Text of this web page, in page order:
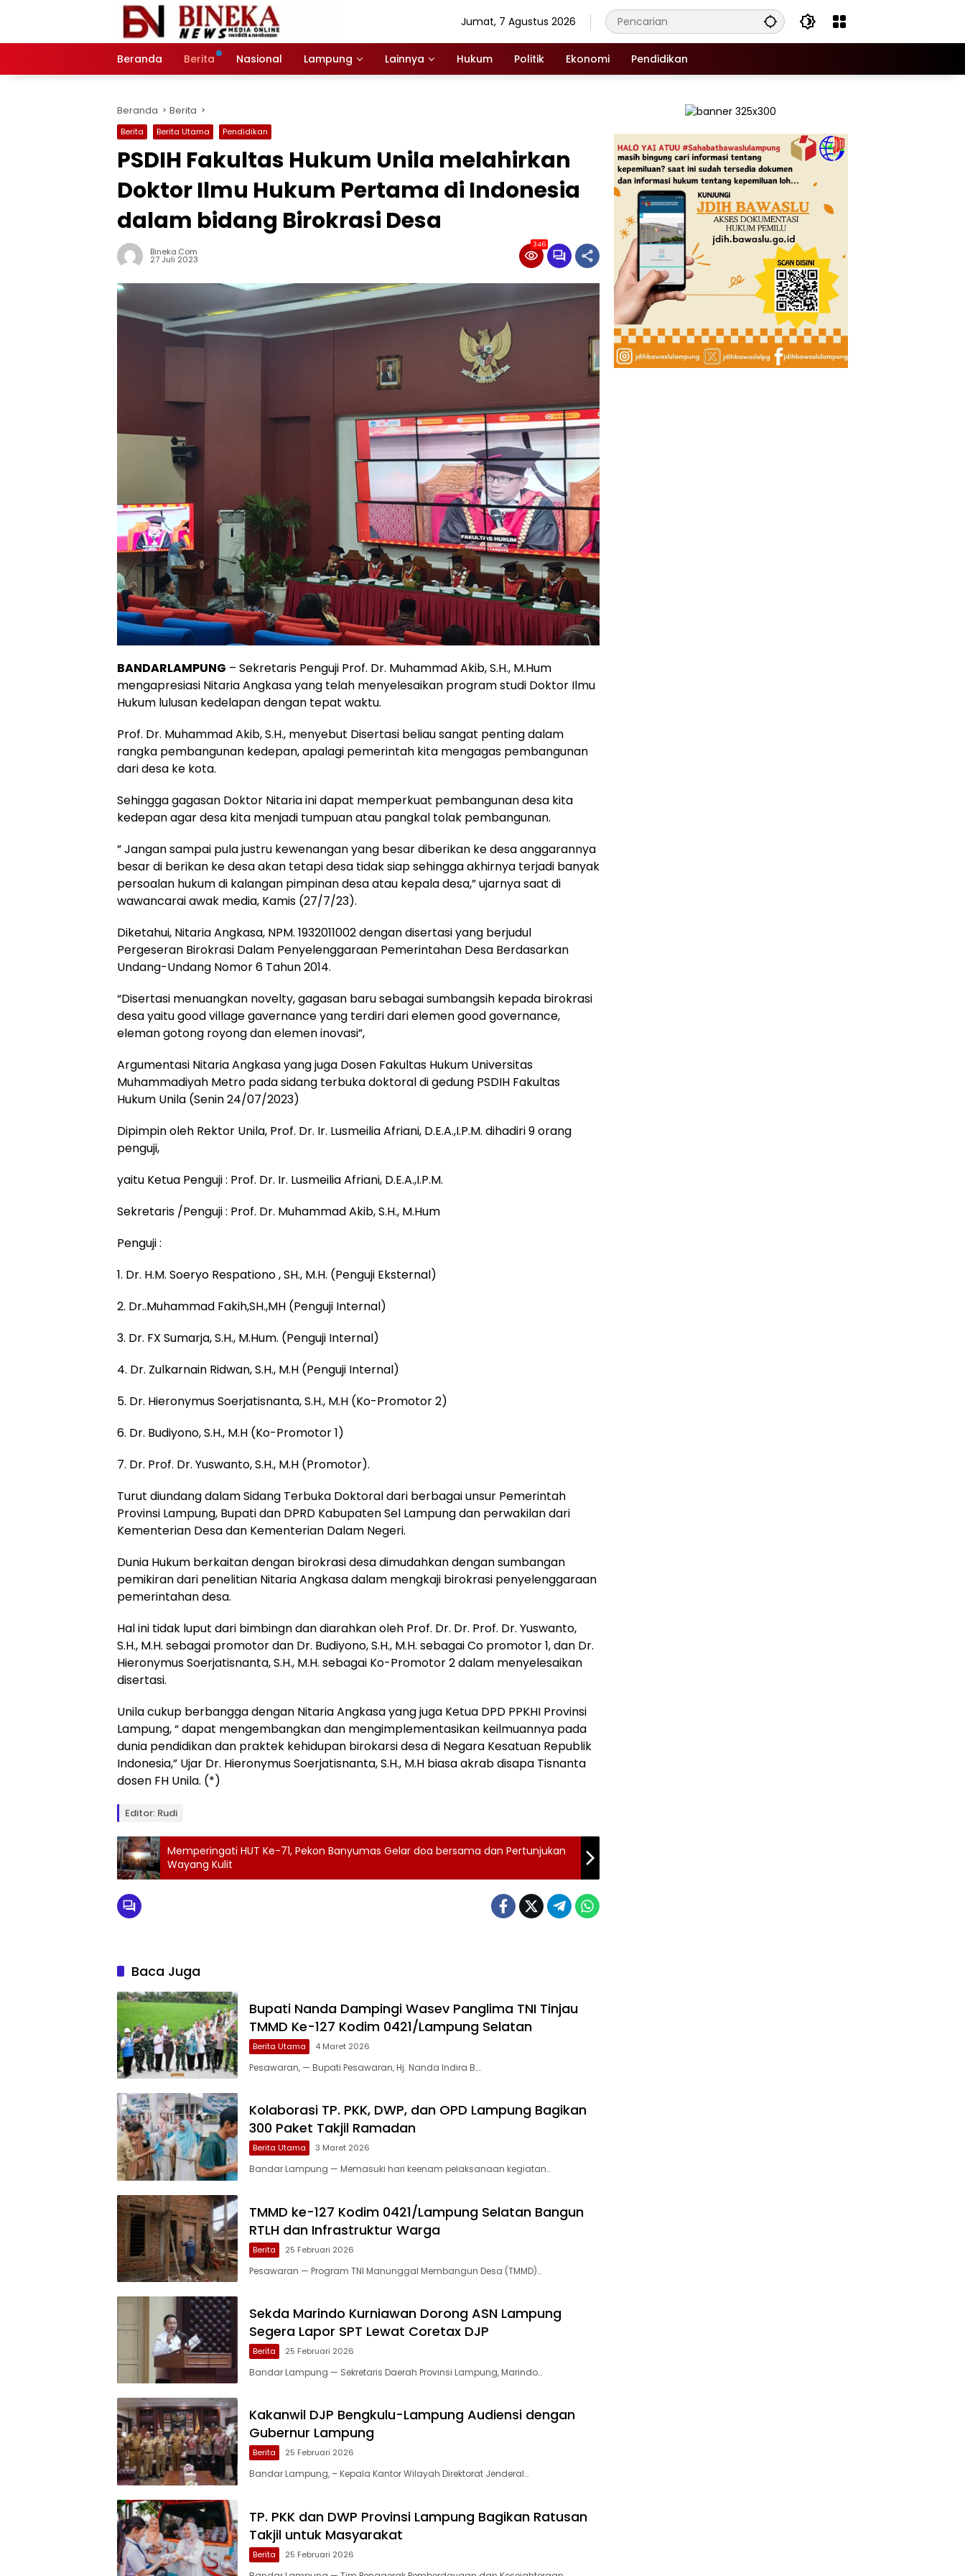
Jumat, 7 Agustus 2026
Beranda Berita Nasional Lampung Lainnya Hukum Politik Ekonomi Pendidikan
Beranda Berita
Berita Berita Utama Pendidikan
PSDIH Fakultas Hukum Unila melahirkan
Doktor Ilmu Hukum Pertama di Indonesia
dalam bidang Birokrasi Desa
Bineka.com
27 Juli 2023
346
BANDARLAMPUNG – Sekretaris Penguji Prof. Dr. Muhammad Akib, S.H., M.Hum
mengapresiasi Nitaria Angkasa yang telah menyelesaikan program studi Doktor Ilmu
Hukum lulusan kedelapan dengan tepat waktu.
Prof. Dr. Muhammad Akib, S.H., menyebut Disertasi beliau sangat penting dalam
rangka pembangunan kedepan, apalagi pemerintah kita mengagas pembangunan
dari desa ke kota.
Sehingga gagasan Doktor Nitaria ini dapat memperkuat pembangunan desa kita
kedepan agar desa kita menjadi tumpuan atau pangkal tolak pembangunan.
” Jangan sampai pula justru kewenangan yang besar diberikan ke desa anggarannya
besar di berikan ke desa akan tetapi desa tidak siap sehingga akhirnya terjadi banyak
persoalan hukum di kalangan pimpinan desa atau kepala desa,” ujarnya saat di
wawancarai awak media, Kamis (27/7/23).
Diketahui, Nitaria Angkasa, NPM. 1932011002 dengan disertasi yang berjudul
Pergeseran Birokrasi Dalam Penyelenggaraan Pemerintahan Desa Berdasarkan
Undang-Undang Nomor 6 Tahun 2014.
“Disertasi menuangkan novelty, gagasan baru sebagai sumbangsih kepada birokrasi
desa yaitu good village gavernance yang terdiri dari elemen good governance,
eleman gotong royong dan elemen inovasi”,
Argumentasi Nitaria Angkasa yang juga Dosen Fakultas Hukum Universitas
Muhammadiyah Metro pada sidang terbuka doktoral di gedung PSDIH Fakultas
Hukum Unila (Senin 24/07/2023)
Dipimpin oleh Rektor Unila, Prof. Dr. Ir. Lusmeilia Afriani, D.E.A.,I.P.M. dihadiri 9 orang
penguji,
yaitu Ketua Penguji : Prof. Dr. Ir. Lusmeilia Afriani, D.E.A.,I.P.M.
Sekretaris /Penguji : Prof. Dr. Muhammad Akib, S.H., M.Hum
Penguji :
1. Dr. H.M. Soeryo Respationo , SH., M.H. (Penguji Eksternal)
2. Dr..Muhammad Fakih,SH.,MH (Penguji Internal)
3. Dr. FX Sumarja, S.H., M.Hum. (Penguji Internal)
4. Dr. Zulkarnain Ridwan, S.H., M.H (Penguji Internal)
5. Dr. Hieronymus Soerjatisnanta, S.H., M.H (Ko-Promotor 2)
6. Dr. Budiyono, S.H., M.H (Ko-Promotor 1)
7. Dr. Prof. Dr. Yuswanto, S.H., M.H (Promotor).
Turut diundang dalam Sidang Terbuka Doktoral dari berbagai unsur Pemerintah
Provinsi Lampung, Bupati dan DPRD Kabupaten Sel Lampung dan perwakilan dari
Kementerian Desa dan Kementerian Dalam Negeri.
Dunia Hukum berkaitan dengan birokrasi desa dimudahkan dengan sumbangan
pemikiran dari penelitian Nitaria Angkasa dalam mengkaji birokrasi penyelenggaraan
pemerintahan desa.
Hal ini tidak luput dari bimbingn dan diarahkan oleh Prof. Dr. Dr. Prof. Dr. Yuswanto,
S.H., M.H. sebagai promotor dan Dr. Budiyono, S.H., M.H. sebagai Co promotor 1, dan Dr.
Hieronymus Soerjatisnanta, S.H., M.H. sebagai Ko-Promotor 2 dalam menyelesaikan
disertasi.
Unila cukup berbangga dengan Nitaria Angkasa yang juga Ketua DPD PPKHI Provinsi
Lampung, “ dapat mengembangkan dan mengimplementasikan keilmuannya pada
dunia pendidikan dan praktek kehidupan birokarsi desa di Negara Kesatuan Republik
Indonesia,” Ujar Dr. Hieronymus Soerjatisnanta, S.H., M.H biasa akrab disapa Tisnanta
dosen FH Unila. (*)
Editor: Rudi
Memperingati HUT Ke-71, Pekon Banyumas Gelar doa bersama dan Pertunjukan
Wayang Kulit
Baca Juga
Bupati Nanda Dampingi Wasev Panglima TNI Tinjau
TMMD Ke-127 Kodim 0421/Lampung Selatan
Berita Utama 4 Maret 2026
Pesawaran, — Bupati Pesawaran, Hj. Nanda Indira B….
Kolaborasi TP. PKK, DWP, dan OPD Lampung Bagikan
300 Paket Takjil Ramadan
Berita Utama 3 Maret 2026
Bandar Lampung — Memasuki hari keenam pelaksanaan kegiatan…
TMMD ke-127 Kodim 0421/Lampung Selatan Bangun
RTLH dan Infrastruktur Warga
Berita 25 Februari 2026
Pesawaran — Program TNI Manunggal Membangun Desa (TMMD)…
Sekda Marindo Kurniawan Dorong ASN Lampung
Segera Lapor SPT Lewat Coretax DJP
Berita 25 Februari 2026
Bandar Lampung — Sekretaris Daerah Provinsi Lampung, Marindo…
Kakanwil DJP Bengkulu-Lampung Audiensi dengan
Gubernur Lampung
Berita 25 Februari 2026
Bandar Lampung, – Kepala Kantor Wilayah Direktorat Jenderal…
TP. PKK dan DWP Provinsi Lampung Bagikan Ratusan
Takjil untuk Masyarakat
Berita 25 Februari 2026